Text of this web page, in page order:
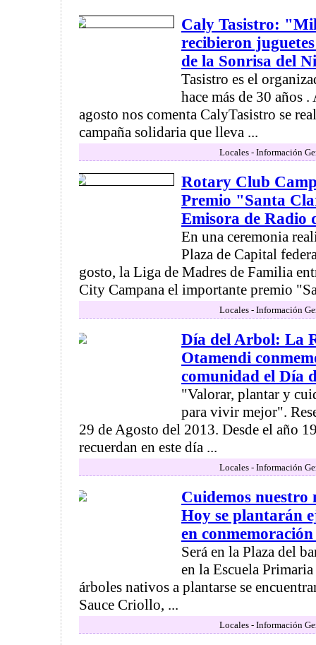
Caly Tasistro:
recibieron
de la Sonrisa del
Tasistro es el
hace más de 30 años
agosto nos comenta CalyTasistro se
campaña solidaria que lleva ...
Locales - Información
Rotary Club
Premio "Santa
Emisora de Radio
En una ceremonia
Plaza de Capital
gosto, la Liga de Madres de Familia
City Campana el importante premio
Locales - Información
Día del Arbol: La
Otamendi
comunidad el Día
"Valorar, plantar y
para vivir mejor".
29 de Agosto del 2013. Desde el año
recuerdan en este día ...
Locales - Información
Cuidemos nuestro
Hoy se plantarán
en
Será en la Plaza del
en la Escuela
árboles nativos a plantarse se
Sauce Criollo, ...
Locales - Información